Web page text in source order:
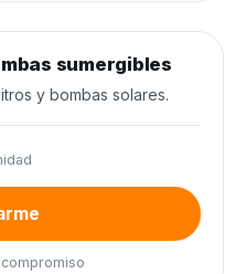
−23%
Cierra en 10d
sumergibles
y bombas solares.